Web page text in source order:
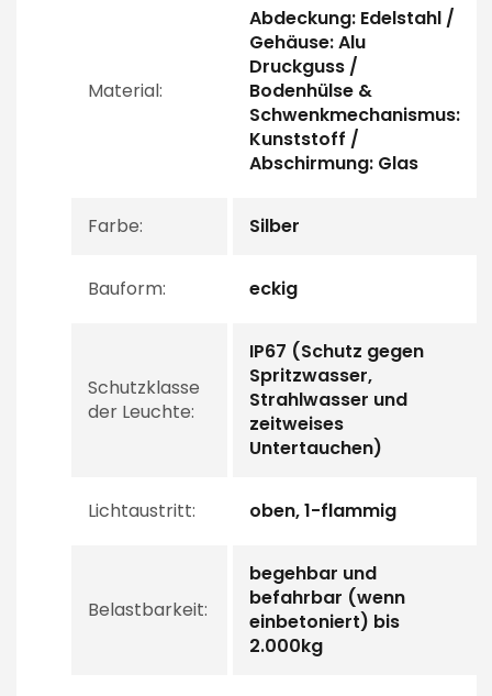
Material:
Abdeckung: Edelstahl /
Gehäuse: Alu
Druckguss /
Bodenhülse &
Schwenkmechanismus:
Kunststoff /
Abschirmung: Glas
Farbe: Silber
Bauform: eckig
Schutzklasse
der Leuchte:
IP67 (Schutz gegen
Spritzwasser,
Strahlwasser und
zeitweises
Untertauchen)
Lichtaustritt: oben, 1-flammig
Belastbarkeit:
begehbar und
befahrbar (wenn
einbetoniert) bis
2.000kg